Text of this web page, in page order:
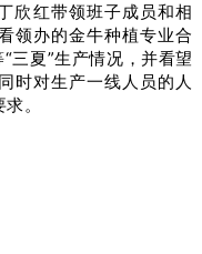
欣红带领班子成员和相
领办的金牛种植专业合
三夏”生产情况，并看望
时对生产一线人员的人
。